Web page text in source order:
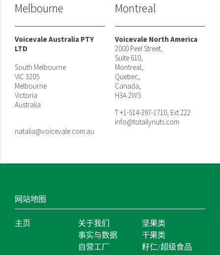
Melbourne
Voicevale Australia PTY
LTD
South Melbourne
VIC 3205
Melbourne
Victoria
Australia
natalia@voicevale.com.au
Montreal
Voicevale North America
2000 Peel Street,
Suite 610,
Montreal,
Quebec,
Canada,
H3A 2WS
T +1-514-397-1710, Ext 222
info@totallynuts.com
网站地图
主页
关于我们
事实与数据
自营工厂
坚果类
干果类
籽仁/超级食品